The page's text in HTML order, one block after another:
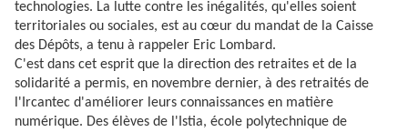
technologies. La lutte contre les inégalités, qu'elles soient
territoriales ou sociales, est au cœur du mandat de la Caisse
des Dépôts, a tenu à rappeler Eric Lombard.
C'est dans cet esprit que la direction des retraites et de la
solidarité a permis, en novembre dernier, à des retraités de
l'Ircantec d'améliorer leurs connaissances en matière
numérique. Des élèves de l'Istia, école polytechnique de